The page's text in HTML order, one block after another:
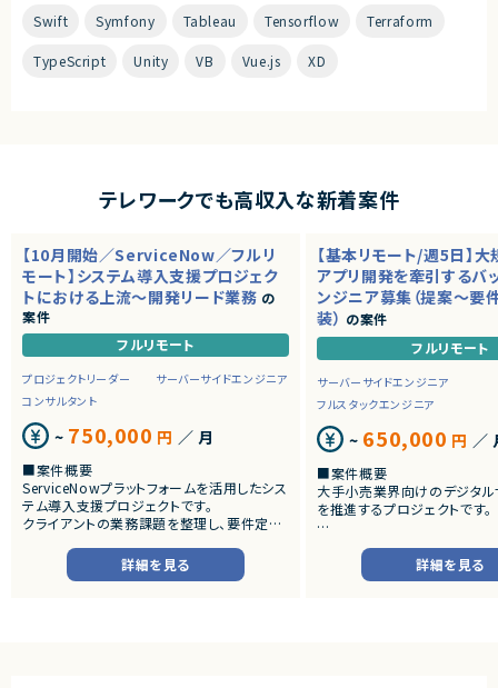
Swift Symfony Tableau Tensorflow Terraform
TypeScript Unity VB Vue.js XD
テレワークでも高収入な新着案件
【10月開始／ServiceNow／フルリ
モート】システム導入支援プロジェク
トにおける上流～開発リード業務 の
案件
フルリモート
プロジェクトリーダー
サーバーサイドエンジニア
コンサルタント
~ 750,000 円 ／ 月
■案件概要
ServiceNowプラットフォームを活用したシス
テム導入支援プロジェクトです。
クライアントの業務課題を整理し、要件定義
だきます。
詳細を見る
【基本リモート/週5日】
アプリ開発を牽引するバ
ンジニア募集（提案～要
装） の案件
フルリモート
サーバーサイドエンジニア
フルスタックエンジニア
~ 650,000 円 ／
■案件概要
大手小売業界向けのデジタ
を推進するプロジェクトです。
■プロダクトやサービスの概
・店舗向けスマホアプリおよ
システムの継続的なエンハ
詳細を見る